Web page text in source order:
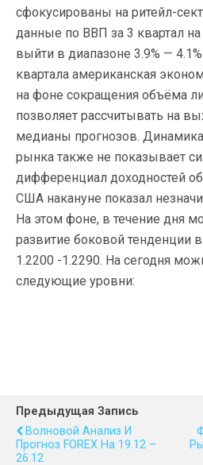
сфокусированы на ритейл-
данные по ВВП за 3 квартал
выйти в диапазоне 3.9% —
квартала американская
на фоне сокращения объёма
позволяет рассчитывать на
медианы прогнозов.
рынка также не показывает
дифференциал доходностей
США накануне показал
На этом фоне, в течение дня
развитие боковой тенденции
1.2200 -1.2290. На сегодня
следующие уровни:
Предыдущая Запись
Волновой Анализ И
Прогноз FOREX На 19.12 –
26.12